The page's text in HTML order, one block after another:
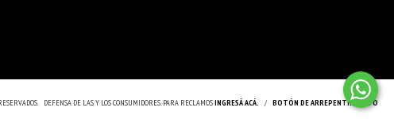
DEFENSA DE LAS Y LOS CONSUMIDORES. PARA RECLAMOSINGRESÁ ACÁ. / BOTÓN DE ARREPENTIMIENTO